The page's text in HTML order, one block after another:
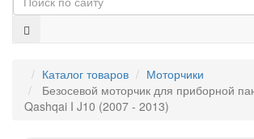
Каталог товаров
Моторчики
Безосевой моторчик для приборной
Qashqai I J10 (2007 - 2013)